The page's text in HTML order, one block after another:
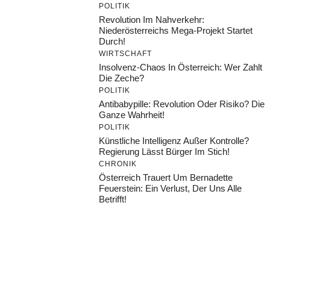
POLITIK
Revolution Im Nahverkehr:
Niederösterreichs Mega-Projekt Startet
Durch!
WIRTSCHAFT
Insolvenz-Chaos In Österreich: Wer Zahlt
Die Zeche?
POLITIK
Antibabypille: Revolution Oder Risiko? Die
Ganze Wahrheit!
POLITIK
Künstliche Intelligenz Außer Kontrolle?
Regierung Lässt Bürger Im Stich!
CHRONIK
Österreich Trauert Um Bernadette
Feuerstein: Ein Verlust, Der Uns Alle
Betrifft!